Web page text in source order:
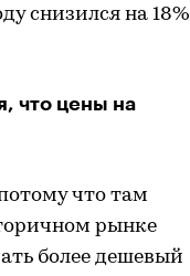
снизился на 18%
что цены на
что там
рынке
более дешевый